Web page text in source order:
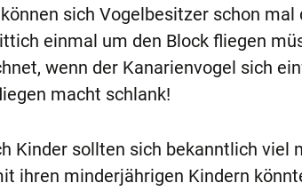
sich Vogelbesitzer schon
einmal um den Block fliegen
wenn der Kanarienvogel sich
macht schlank!
Kinder sollten sich bekanntlich viel
ihren minderjährigen Kindern